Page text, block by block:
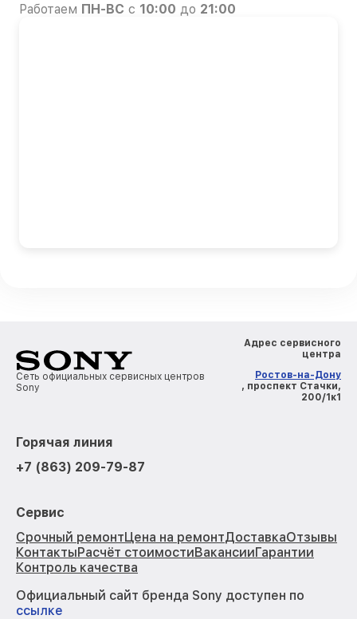
Работаем ПН-ВС с 10:00 до 21:00
Сеть официальных сервисных центров
Sony
Адрес сервисного
центра
Ростов-на-Дону
, проспект Стачки,
200/1к1
Горячая линия
+7 (863) 209-79-87
Сервис
Срочный ремонтЦена на ремонтДоставкаОтзывы
КонтактыРасчёт стоимостиВакансииГарантии
Контроль качества
Официальный сайт бренда Sony доступен по
ссылке